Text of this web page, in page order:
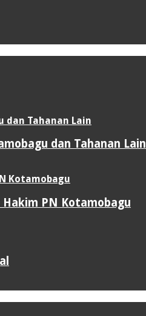
dan Tahanan Lain
PN Kotamobagu